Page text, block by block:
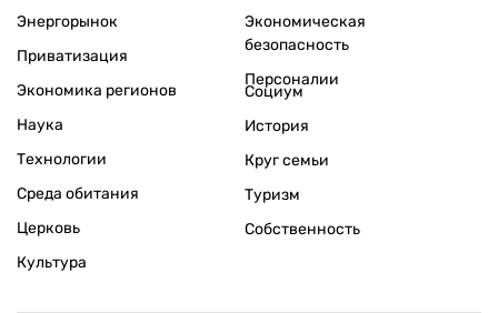
Энергорынок
Приватизация
Экономика регионов
Экономическая
безопасность
Персоналии
Наука
Технологии
Среда обитания
Церковь
Культура
Социум
История
Круг семьи
Туризм
Собственность